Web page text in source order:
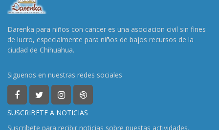
Darenka para niños con cancer es una asociacion civil sin fines
de lucro, especialmente para niños de bajos recursos de la
ciudad de Chihuahua.
Siguenos en nuestras redes sociales
SUSCRIBETE A NOTICIAS
Suscribete para recibir noticias sobre nuestas actividades.